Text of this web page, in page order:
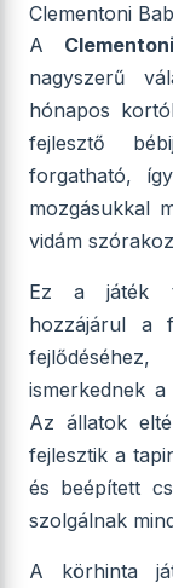
Clementoni
A
nagyszerű
hónapos
fejlesztő
forgatható,
mozgásukkal
vidám
Ez a játék
hozzájárul a
ismerkednek
Az állatok
fejlesztik a
és beépített
szolgálnak
A körhinta